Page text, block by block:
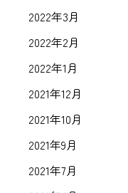
2022年3月
2022年2月
2022年1月
2021年12月
2021年10月
2021年9月
2021年7月